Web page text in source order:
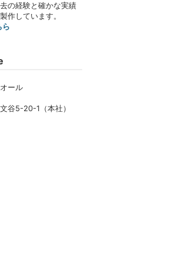
の経験と確かな実績
作しています。
ら
ール
谷5-20-1（本社）